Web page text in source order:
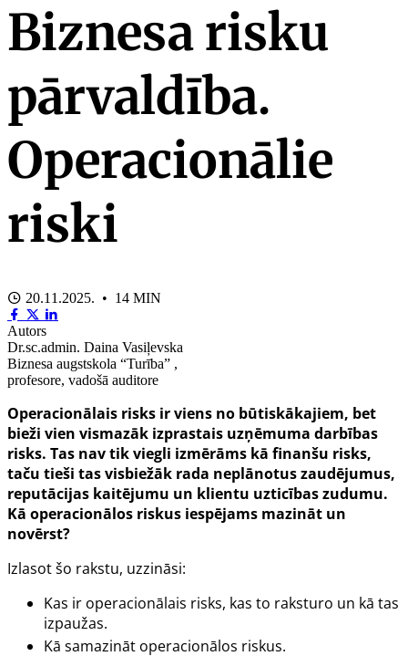
Biznesa risku
pārvaldība.
Operacionālie
riski
20.11.2025. • 14 MIN
Autors
Dr.sc.admin. Daina Vasiļevska
Biznesa augstskola “Turība” ,
profesore, vadošā auditore
Operacionālais risks ir viens no būtiskākajiem, bet
bieži vien vismazāk izprastais uzņēmuma darbības
risks. Tas nav tik viegli izmērāms kā finanšu risks,
taču tieši tas visbiežāk rada neplānotus zaudējumus,
reputācijas kaitējumu un klientu uzticības zudumu.
Kā operacionālos riskus iespējams mazināt un
novērst?
Izlasot šo rakstu, uzzināsi:
Kas ir operacionālais risks, kas to raksturo un kā tas
izpaužas.
Kā samazināt operacionālos riskus.